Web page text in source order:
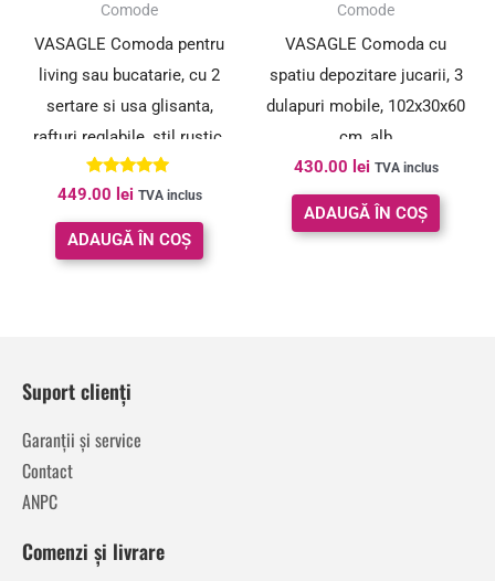
Comode
VASAGLE Comoda pentru
living sau bucatarie, cu 2
sertare si usa glisanta,
rafturi reglabile, stil rustic,
30x70x80cm, maro si negru
Evaluat la
5.00
din 5
449.00 lei TVA inclus
ADAUGĂ ÎN COȘ
Comode
VASAGLE Comoda cu
spatiu depozitare jucarii, 3
dulapuri mobile, 102x30x60
cm, alb
430.00 lei TVA inclus
ADAUGĂ ÎN COȘ
Suport clienți
Garanții și service
Contact
ANPC
Comenzi și livrare